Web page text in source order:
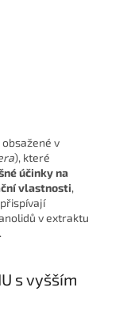
v
), které
účinky na
vlastnosti,
v extraktu
.
svyšším